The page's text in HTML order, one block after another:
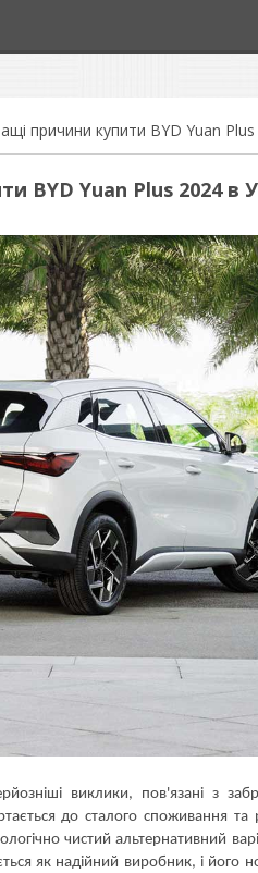
причини купити BYD Yuan Plus
BYD Yuan Plus 2024 в
виклики, пов'язані з
до сталого споживання та
чистий альтернативний
як надійний виробник, і його